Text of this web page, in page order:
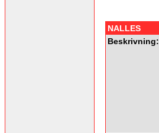
NALLES
Beskrivning: